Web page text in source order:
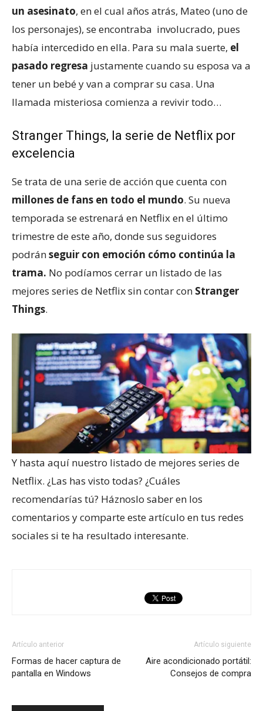
un asesinato, en el cual años atrás, Mateo (uno de
los personajes), se encontraba involucrado, pues
había intercedido en ella. Para su mala suerte, el
pasado regresa justamente cuando su esposa va a
tener un bebé y van a comprar su casa. Una
llamada misteriosa comienza a revivir todo…
Stranger Things, la serie de Netflix por
excelencia
Se trata de una serie de acción que cuenta con
millones de fans en todo el mundo. Su nueva
temporada se estrenará en Netflix en el último
trimestre de este año, donde sus seguidores
podránseguir con emoción cómo continúa la
trama. No podíamos cerrar un listado de las
mejores series de Netflix sin contar con Stranger
Things.
Y hasta aquí nuestro listado de mejores series de
Netflix. ¿Las has visto todas? ¿Cuáles
recomendarías tú? Háznoslo saber en los
comentarios y comparte este artículo en tus redes
sociales si te ha resultado interesante.
Artículo anterior
Formas de hacer captura de
pantalla en Windows
Artículo siguiente
Aire acondicionado portátil:
Consejos de compra